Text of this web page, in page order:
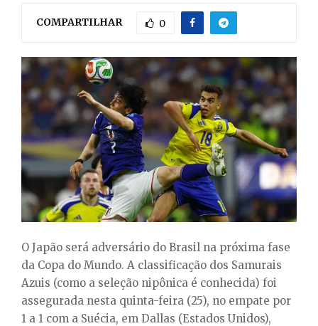
M
E
N
U
COMPARTILHAR 0
O Japão será adversário do Brasil na próxima fase
da Copa do Mundo. A classificação dos Samurais
Azuis (como a seleção nipônica é conhecida) foi
assegurada nesta quinta-feira (25), no empate por
1 a 1 com a Suécia, em Dallas (Estados Unidos),